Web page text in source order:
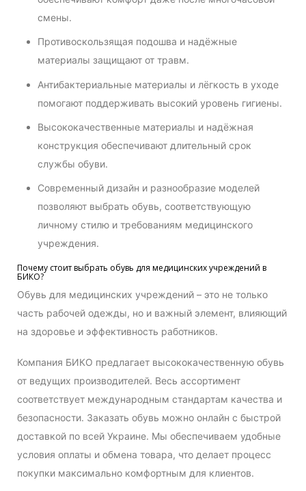
смены.
Противоскользящая подошва и надёжные
материалы защищают от травм.
Антибактериальные материалы и лёгкость в уходе
помогают поддерживать высокий уровень гигиены.
Высококачественные материалы и надёжная
конструкция обеспечивают длительный срок
службы обуви.
Современный дизайн и разнообразие моделей
позволяют выбрать обувь, соответствующую
личному стилю и требованиям медицинского
учреждения.
Почему стоит выбрать обувь для медицинских учреждений в
БИКО?
Обувь для медицинских учреждений – это не только
часть рабочей одежды, но и важный элемент, влияющий
на здоровье и эффективность работников.
Компания БИКО предлагает высококачественную обувь
от ведущих производителей. Весь ассортимент
соответствует международным стандартам качества и
безопасности. Заказать обувь можно онлайн с быстрой
доставкой по всей Украине. Мы обеспечиваем удобные
условия оплаты и обмена товара, что делает процесс
покупки максимально комфортным для клиентов.